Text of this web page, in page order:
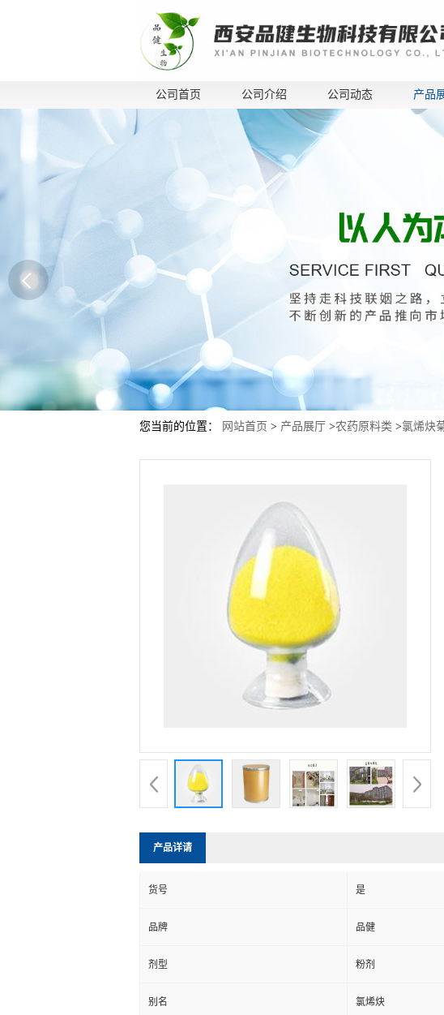
公司首页 公司介绍 公司动态 产品
您当前的位置： 网站首页 > 产品展厅 >农药原料类 >氯烯炔
产品详请
货号 是
品牌 品健
剂型 粉剂
别名 氯烯炔